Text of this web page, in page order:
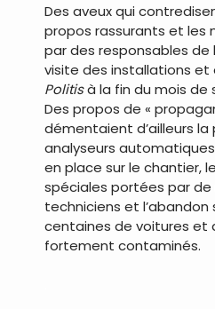
Des aveux qui
propos rassurants et les
par des responsables de
visite des installations et
Politisà la fin du mois de
Des propos de «
démentaient d’ailleurs la
analyseurs
en place sur le chantier,
spéciales portées par de
techniciens et l’abandon
centaines de voitures et
fortement contaminés.